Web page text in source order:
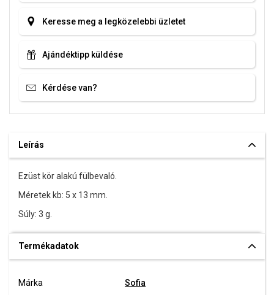
Keresse meg a legközelebbi üzletet
Ajándéktipp küldése
Kérdése van?
Leírás
Ezüst kör alakú fülbevaló.
Méretek kb: 5 x 13 mm.
Súly: 3 g.
Termékadatok
Márka Sofia